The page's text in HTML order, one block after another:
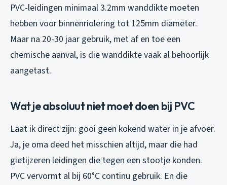
PVC-leidingen minimaal 3.2mm wanddikte moeten
hebben voor binnenriolering tot 125mm diameter.
Maar na 20-30 jaar gebruik, met af en toe een
chemische aanval, is die wanddikte vaak al behoorlijk
aangetast.
Wat je absoluut niet moet doen bij PVC
Laat ik direct zijn: gooi geen kokend water in je afvoer.
Ja, je oma deed het misschien altijd, maar die had
gietijzeren leidingen die tegen een stootje konden.
PVC vervormt al bij 60°C continu gebruik. En die